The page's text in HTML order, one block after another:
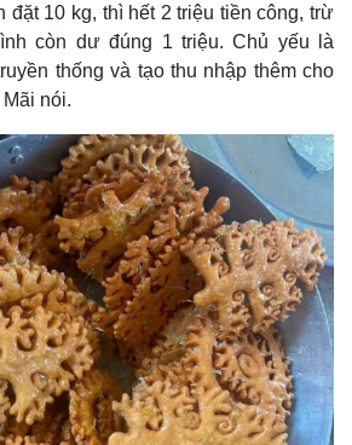
đặt 10 kg, thì hết 2 triệu tiền công, trừ
còn dư đúng 1 triệu. Chủ yếu là
thống và tạo thu nhập thêm cho
nói.